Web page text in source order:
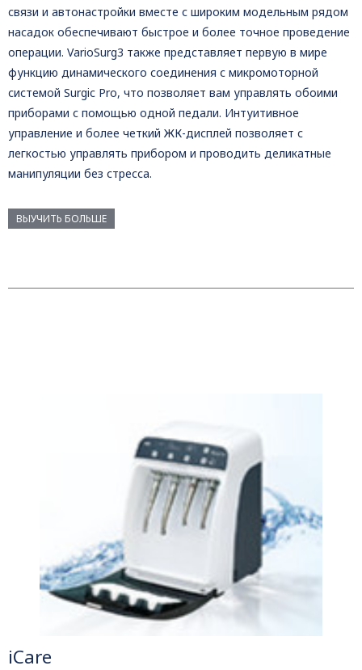
связи и автонастройки вместе с широким модельным рядом
насадок обеспечивают быстрое и более точное проведение
операции. VarioSurg3 также представляет первую в мире
функцию динамического соединения с микромоторной
системой Surgic Pro, что позволяет вам управлять обоими
приборами с помощью одной педали. Интуитивное
управление и более четкий ЖК-дисплей позволяет с
легкостью управлять прибором и проводить деликатные
манипуляции без стресса.
ВЫУЧИТЬ БОЛЬШЕ
iCare